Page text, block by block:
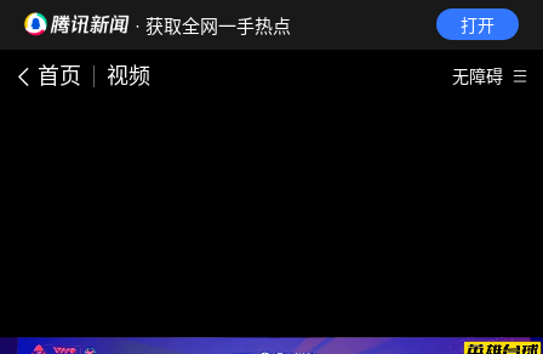
· 获取全网一手热点 打开
首页 视频 无障碍